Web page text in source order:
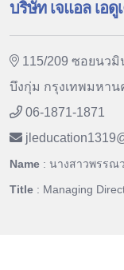
บริษัท เจแอล เอ
115/209 ซอยนว
บึงกุ่ม กรุงเทพมหาน
06-1871-1871
jleducation1319
Name : นางสาวพรรณ
Title : Managing